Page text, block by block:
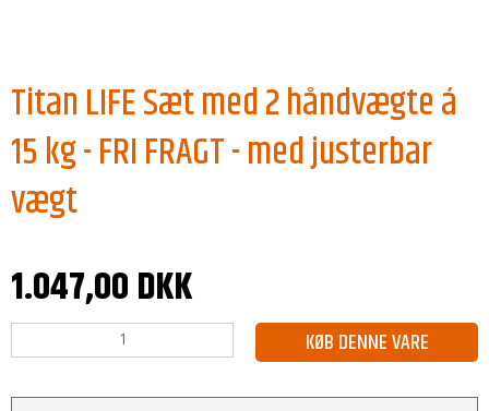
Titan LIFE Sæt med 2 håndvægte á
15 kg - FRI FRAGT - med justerbar
vægt
1.047,00 DKK
KØB DENNE VARE